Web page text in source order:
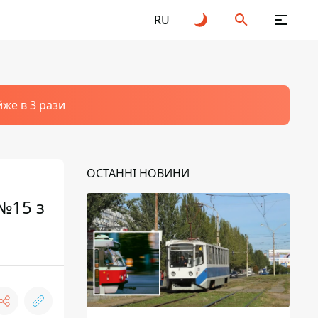
RU
в 3 рази
з
ОСТАННІ НОВИНИ